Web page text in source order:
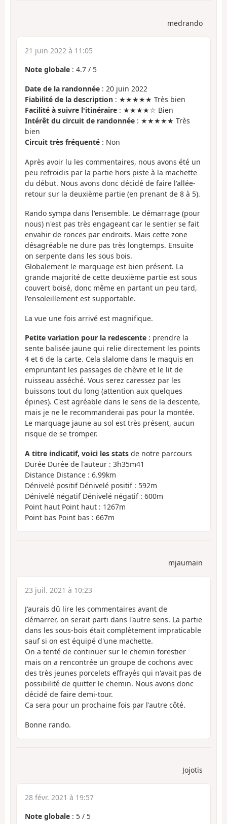
medrando
21 juin 2022 à 11:05
Note globale : 4.7 / 5
Date de la randonnée : 20 juin 2022
Fiabilité de la description : ★★★★★ Très bien
Facilité à suivre l'itinéraire : ★★★★☆ Bien
Intérêt du circuit de randonnée : ★★★★★ Très
bien
Circuit très fréquenté : Non
Après avoir lu les commentaires, nous avons été un
peu refroidis par la partie hors piste à la machette
du début. Nous avons donc décidé de faire l'allée-
retour sur la deuxième partie (en prenant de 8 à 5).
Rando sympa dans l'ensemble. Le démarrage (pour
nous) n'est pas très engageant car le sentier se fait
envahir de ronces par endroits. Mais cette zone
désagréable ne dure pas très longtemps. Ensuite
on serpente dans les sous bois.
Globalement le marquage est bien présent. La
grande majorité de cette deuxième partie est sous
couvert boisé, donc même en partant un peu tard,
l'ensoleillement est supportable.
La vue une fois arrivé est magnifique.
Petite variation pour la redescente : prendre la
sente balisée jaune qui relie directement les points
4 et 6 de la carte. Cela slalome dans le maquis en
empruntant les passages de chèvre et le lit de
ruisseau asséché. Vous serez caressez par les
buissons tout du long (attention aux quelques
épines). C'est agréable dans le sens de la descente,
mais je ne le recommanderai pas pour la montée.
Le marquage jaune au sol est très présent, aucun
risque de se tromper.
A titre indicatif, voici les stats de notre parcours
Durée Durée de l'auteur : 3h35m41
Distance Distance : 6.99km
Dénivelé positif Dénivelé positif : 592m
Dénivelé négatif Dénivelé négatif : 600m
Point haut Point haut : 1267m
Point bas Point bas : 667m
mjaumain
23 juil. 2021 à 10:23
J'aurais dû lire les commentaires avant de
démarrer, on serait parti dans l'autre sens. La partie
dans les sous-bois était complètement impraticable
sauf si on est équipé d'une machette.
On a tenté de continuer sur le chemin forestier
mais on a rencontrée un groupe de cochons avec
des très jeunes porcelets effrayés qui n'avait pas de
possibilité de quitter le chemin. Nous avons donc
décidé de faire demi-tour.
Ca sera pour un prochaine fois par l'autre côté.
Bonne rando.
Jojotis
28 févr. 2021 à 19:57
Note globale : 5 / 5